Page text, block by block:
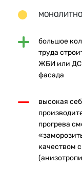
большое
труда
ЖБИ или
фасада
высокая
прогрева
качеством